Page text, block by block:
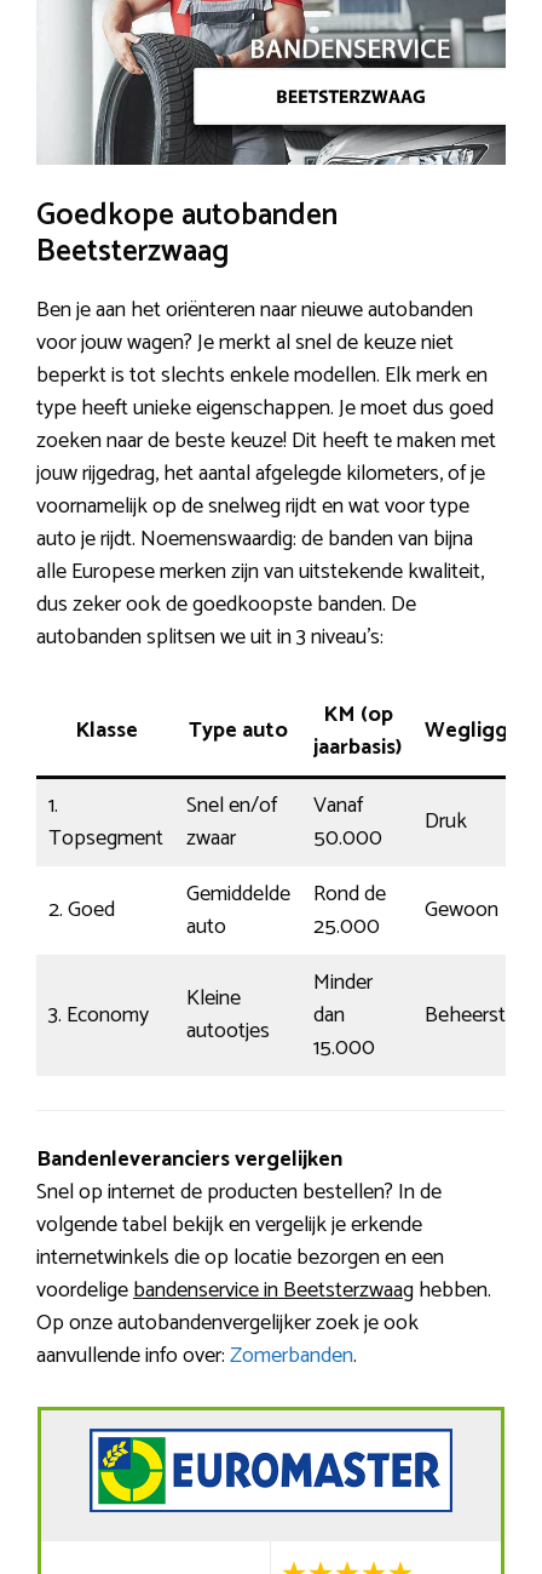
Goedkope autobanden
Beetsterzwaag
Ben je aan het oriënteren naar nieuwe autobanden
voor jouw wagen? Je merkt al snel de keuze niet
beperkt is tot slechts enkele modellen. Elk merk en
type heeft unieke eigenschappen. Je moet dus goed
zoeken naar de beste keuze! Dit heeft te maken met
jouw rijgedrag, het aantal afgelegde kilometers, of je
voornamelijk op de snelweg rijdt en wat voor type
auto je rijdt. Noemenswaardig: de banden van bijna
alle Europese merken zijn van uitstekende kwaliteit,
dus zeker ook de goedkoopste banden. De
autobanden splitsen we uit in 3 niveau’s:
Klasse Type auto
KM (op
jaarbasis)
Wegligging
1.
Topsegment
Snel en/of
zwaar
Vanaf
50.000
Druk
2. Goed
Gemiddelde
auto
Rond de
25.000
Gewoon
3. Economy
Kleine
autootjes
Minder
dan
15.000
Beheerst
Bandenleveranciers vergelijken
Snel op internet de producten bestellen? In de
volgende tabel bekijk en vergelijk je erkende
internetwinkels die op locatie bezorgen en een
voordeligebandenservice in Beetsterzwaaghebben.
Op onze autobandenvergelijker zoek je ook
aanvullende info over:Zomerbanden.